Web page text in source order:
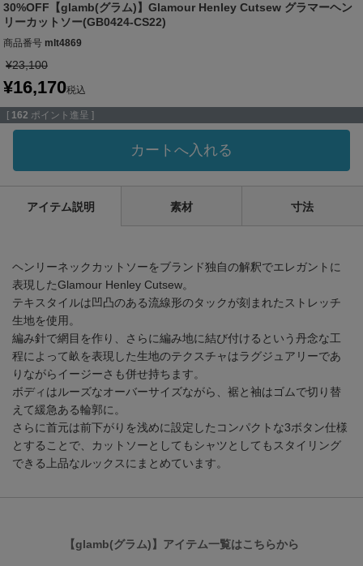
30%OFF【glamb(グラム)】Glamour Henley Cutsew グラマーヘン
リーカットソー(GB0424-CS22)
商品番号 mlt4869
¥23,100
¥16,170税込
[ 162 ポイント進呈 ]
カートへ入れる
アイテム説明 素材 寸法
ヘンリーネックカットソーをブランド独自の解釈でエレガントに
表現したGlamour Henley Cutsew。
テキスタイルは凹凸のある流線形のタックが刻まれたストレッチ
生地を使用。
編み針で網目を作り、さらに編み地に結び付けるという丹念な工
程によって畝を表現した生地のテクスチャはラグジュアリーであ
りながらイージーさも併せ持ちます。
ボディはルーズなオーバーサイズながら、裾と袖はゴムで切り替
えて緩急ある輪郭に。
さらに首元は前下がりを浅めに設定したコンパクトな3ボタン仕様
とすることで、カットソーとしてもシャツとしてもスタイリング
できる上品なルックスにまとめています。
【glamb(グラム)】アイテム一覧はこちらから